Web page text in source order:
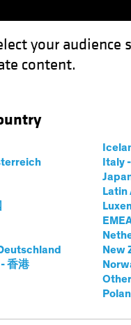
your
content.
香港
Italy
Latin
New
un